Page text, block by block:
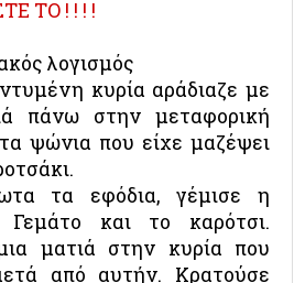
ΤΟ ! ! ! !
λογισμός
κυρία αράδιαζε με
πάνω στην μεταφορική
τα ψώνια που είχε μαζέψει
τα εφόδια, γέμισε η
Γεμάτο και το καρότσι.
ματιά στην κυρία που
από αυτήν. Κρατούσε